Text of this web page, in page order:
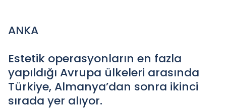
ANKA
Estetik operasyonların en fazla
yapıldığı Avrupa ülkeleri arasında
Türkiye, Almanya’dan sonra ikinci
sırada yer alıyor.